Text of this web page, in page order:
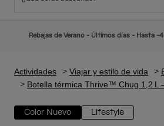
Novedades
Mochilas Hidratación
Senderismo
Adiós a los desechables
Rebajas de Verano - Últimos días - Hasta -
Actividades Viajar y estilo de vida
Botella térmica Thrive™ Chug 1,2 L
Color Nuevo Lifestyle